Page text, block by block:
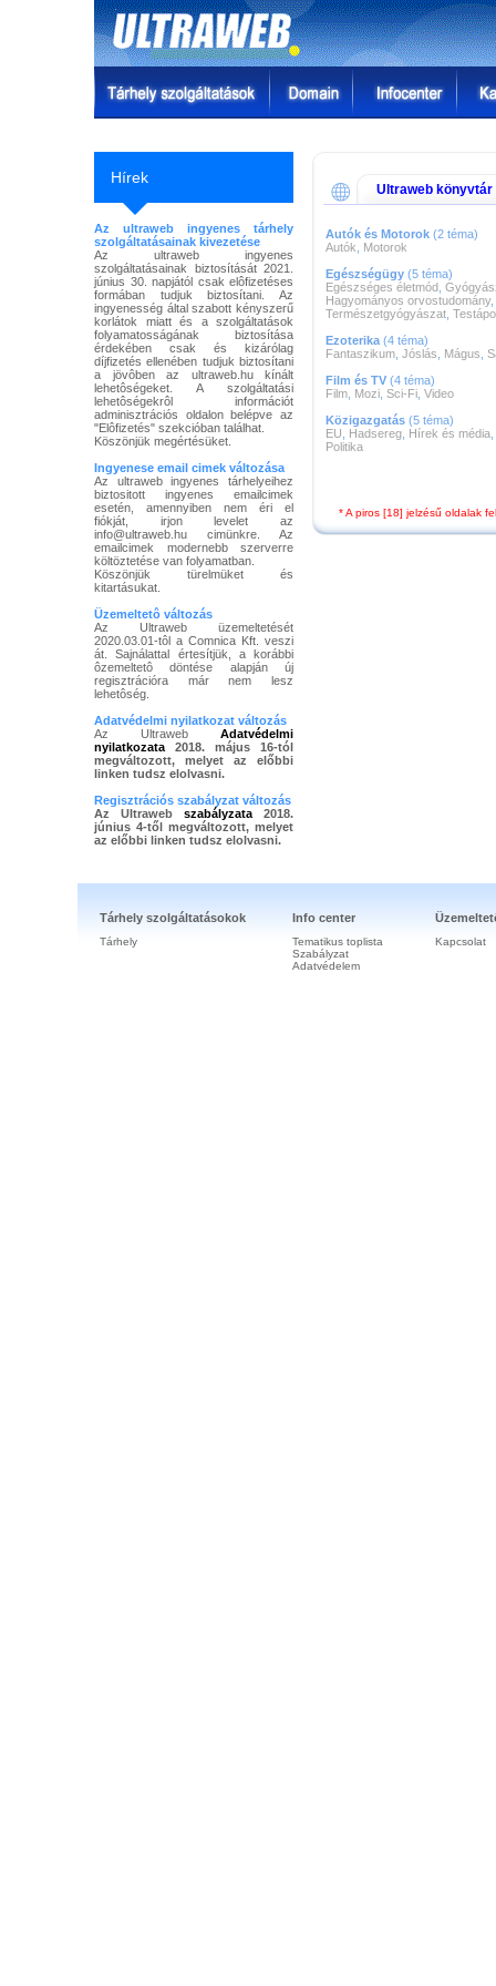
Hírek
Az ultraweb ingyenes tárhely
szolgáltatásainak kivezetése
Az ultraweb ingyenes
szolgáltatásainak biztosítását 2021.
június 30. napjától csak elôfizetéses
formában tudjuk biztosítani. Az
ingyenesség által szabott kényszerű
korlátok miatt és a szolgáltatások
folyamatosságának biztosítása
érdekében csak és kizárólag
díjfizetés ellenében tudjuk biztosítani
a jövôben az ultraweb.hu kínált
lehetôségeket. A szolgáltatási
lehetôségekrôl információt
adminisztrációs oldalon belépve az
"Elôfizetés" szekcióban találhat.
Köszönjük megértésüket.
Ingyenese email cimek változása
Az ultraweb ingyenes tárhelyeihez
biztositott ingyenes emailcimek
esetén, amennyiben nem éri el
fiókját, irjon levelet az
info@ultraweb.hu cimünkre. Az
emailcimek modernebb szerverre
költöztetése van folyamatban.
Köszönjük türelmüket és
kitartásukat.
Üzemeltetô változás
Az Ultraweb üzemeltetését
2020.03.01-tôl a Comnica Kft. veszi
át. Sajnálattal értesítjük, a korábbi
ôzemeltetô döntése alapján új
regisztrációra már nem lesz
lehetôség.
Adatvédelmi nyilatkozat változás
Az Ultraweb Adatvédelmi
nyilatkozata 2018. május 16-tól
megváltozott, melyet az előbbi
linken tudsz elolvasni.
Regisztrációs szabályzat változás
Az Ultraweb szabályzata 2018.
június 4-től megváltozott, melyet
az előbbi linken tudsz elolvasni.
Ultraweb könyvtár
Autók és Motorok (2 téma)
Autók
Motorok
Egészségügy (5 téma)
Egészséges életmód
Hagyományos orvostudomány,
Természetgyógyászat
Ezoterika (4 téma)
Fantaszikum Jóslás Mágus
Film és TV (4 téma)
Film Mozi Sci-Fi Video
Közigazgatás (5 téma)
EU
Hadsereg Hírek és média
Politika
* A piros [18] jelzésű oldalak
Tárhely szolgáltatásokok
Tárhely
Info center
Tematikus toplista
Szabályzat
Adatvédelem
Kapcsolat